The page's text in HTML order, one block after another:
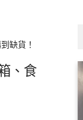
缺貨！
、食